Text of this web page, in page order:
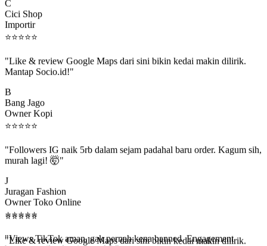
Cici Shop
Importir
⭐⭐⭐⭐⭐
Mantap Socio.id!"
Bang Jago
Owner Kopi
⭐⭐⭐⭐ ⭐
murah lagi! 🤯"
Juragan Fashion
Owner Toko Online
⭐⭐⭐⭐ ⭐
beneran naik, algoritma suka."